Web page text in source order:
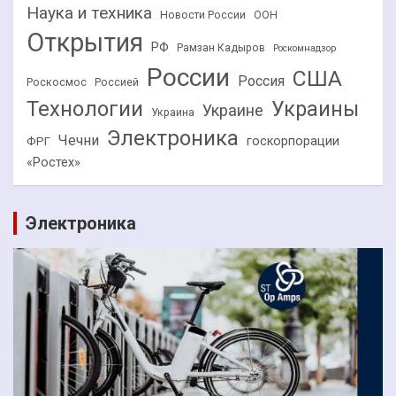
Наука и техника Новости России ООН
Открытия РФ Рамзан Кадыров Роскомнадзор
Роскосмос Россией России Россия США
Технологии Украина Украине Украины
ФРГ Чечни Электроника госкорпорации
«Ростех»
Электроника